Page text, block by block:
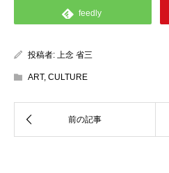
feedly
投稿者: 上念 省三
ART, CULTURE